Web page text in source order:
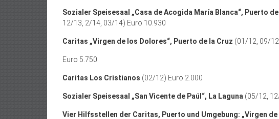
Sozialer Speisesaal „Casa de Acogida María Blanca“, Puerto
12/13, 2/14, 03/14) Euro 10.930
Caritas „Virgen de los Dolores“, Puerto de la Cruz (01/12, 09/
Euro 5.750
Caritas Los Cristianos (02/12) Euro 2.000
Sozialer Speisesaal „San Vicente de Paúl“, La Laguna (05/12,
Vier Hilfsstellen der Caritas, Puerto und Umgebung: „Virgen de